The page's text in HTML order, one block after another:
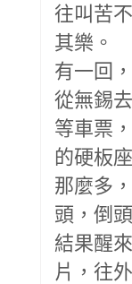
往叫苦
其樂。
有一回
從無錫
等車票
的硬板
那麼多
頭，倒
結果醒
片，往